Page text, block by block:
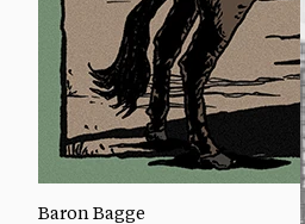
Baron Bagge